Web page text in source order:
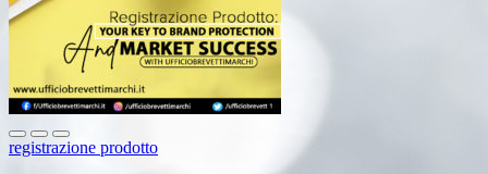
registrazione prodotto